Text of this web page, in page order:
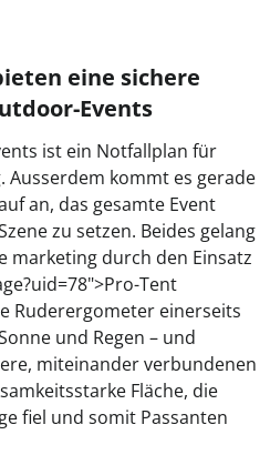
eine sichere
Events
ist ein Notfallplan für
Ausserdem kommt es gerade
an, das gesamte Event
zu setzen. Beides gelang
marketing durch den Einsatz
Tent
Ruderergometer einerseits
und Regen – und
miteinander verbundenen
Fläche, die
fiel und somit Passanten